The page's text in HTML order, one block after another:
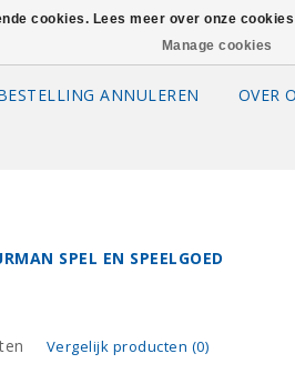
ANNULEREN OVER
SPEL EN SPEELGOED
Vergelijk producten (0)
cookies. Lees meer over onze
Manage cookies